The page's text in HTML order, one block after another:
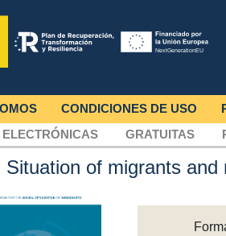
CONDICIONES DE USO
ELECTRÓNICAS GRATUITAS
Situation of migrants